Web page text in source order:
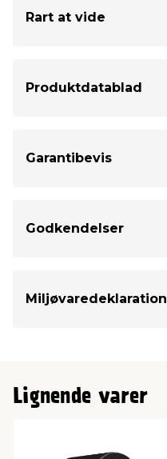
Rart at vide
Produktdatablad
Garantibevis
Godkendelser
Miljøvaredeklaration
Lignende varer